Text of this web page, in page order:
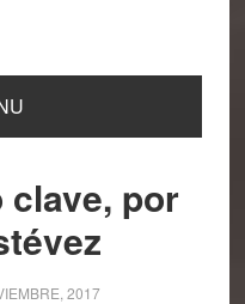
clave, por
2017